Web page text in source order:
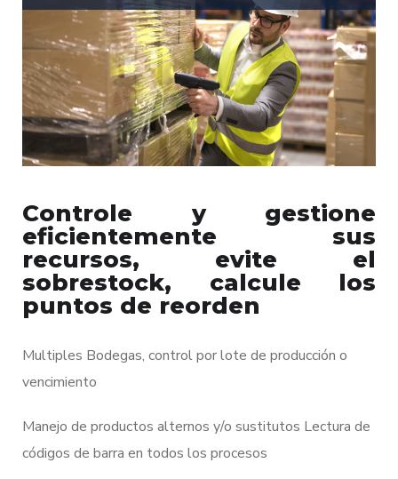
Controle y gestione
eficientemente sus
recursos, evite el
sobrestock, calcule los
puntos de reorden
Multiples Bodegas, control por lote de producción o
vencimiento
Manejo de productos alternos y/o sustitutos Lectura de
códigos de barra en todos los procesos